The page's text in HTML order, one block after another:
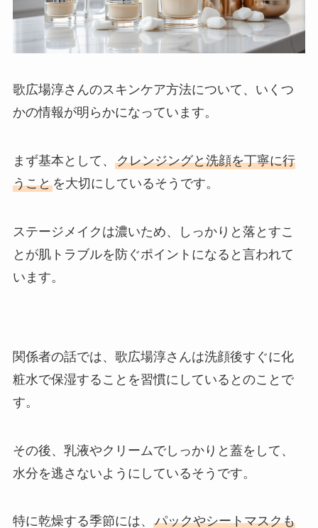
歌広場淳さんのスキンケア方法について、いくつ
かの情報が明らかになっています。
まず基本として、 クレンジングと洗顔を丁寧に行
うことを大切にしているそうです。
ステージメイクは濃いため、しっかりと落とすこ
とが肌トラブルを防ぐポイントになると言われて
います。
関係者の話では、歌広場淳さんは洗顔後すぐに化
粧水で保湿することを習慣にしているとのことで
す。
その後、乳液やクリームでしっかりと蓋をして、
水分を逃さないようにしているそうです。
特に乾燥する季節には、 パックやシートマスクも